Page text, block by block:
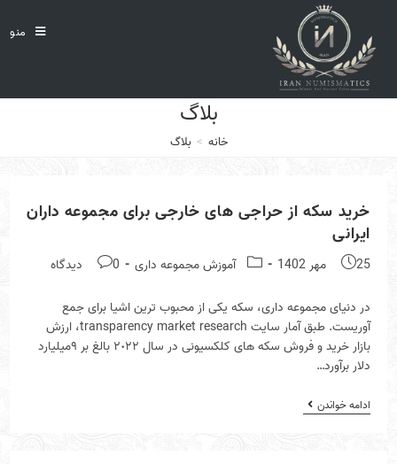
content
منو
بلاگ
خانه > بلاگ
خريد سكه از حراجى هاى خارجى براى مجموعه داران
ايرانى
Post
25 مهر 1402
Post آموزش مجموعه دارى
Post
0 دیدگاه
در دنياى مجموعه دارى، سكه يكى از محبوب ترين اشيا براى جمع
آوريست. طبق آمار سايت transparency market research، ارزش
بازار خريد و فروش سكه هاى كلكسيونى در سال ٢٠٢٢ بالغ بر ٩ميليارد
دلار برآورد…
ادامه خواندنخريد
سكه